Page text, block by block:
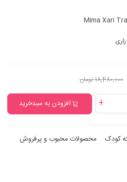
18,480,000 تومان
+ افزودن به سبدخرید
کودک
محصولات محبوب و پرفروش